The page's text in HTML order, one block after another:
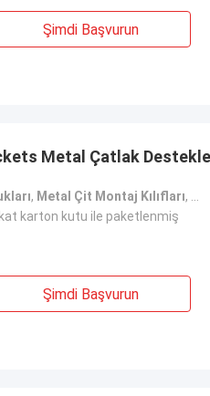
Şimdi Başvurun
Metal Çatlak
, Metal Çit Montaj Kılıfları,
karton kutu ile paketlenmiş
Şimdi Başvurun